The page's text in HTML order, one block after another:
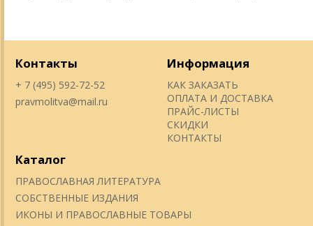
Контакты
+ 7 (495) 592-72-52
pravmolitva@mail.ru
Информация
КАК ЗАКАЗАТЬ
ОПЛАТА И ДОСТАВКА
ПРАЙС-ЛИСТЫ
СКИДКИ
КОНТАКТЫ
Каталог
ПРАВОСЛАВНАЯ ЛИТЕРАТУРА
СОБСТВЕННЫЕ ИЗДАНИЯ
ИКОНЫ И ПРАВОСЛАВНЫЕ ТОВАРЫ